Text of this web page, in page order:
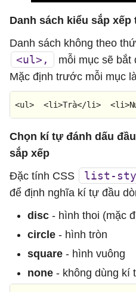
Danh sách kiểu sắp xếp
Danh sách không theo
<ul>, mỗi mục sẽ bắt
Mặc định trước mỗi mục
<ul>  <li>Trà</li>  <li
Chọn kí tự đánh dấu
sắp xếp
Đặc tính CSS
list-
để định nghĩa kí tự đầu
disc - hình thoi (mặc
circle - hình tròn
square - hình vuông
none - không dùng kí